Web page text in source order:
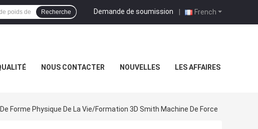
French
Demande de soumission |
Recherche
NOUS CONTACTER NOUVELLES LES AFFAIRES
Forme Physique De La Vie/formation 3D Smith Machine De Force